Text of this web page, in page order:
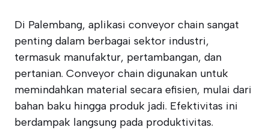
Di Palembang, aplikasi conveyor chain sangat
penting dalam berbagai sektor industri,
termasuk manufaktur, pertambangan, dan
pertanian. Conveyor chain digunakan untuk
memindahkan material secara efisien, mulai dari
bahan baku hingga produk jadi. Efektivitas ini
berdampak langsung pada produktivitas.